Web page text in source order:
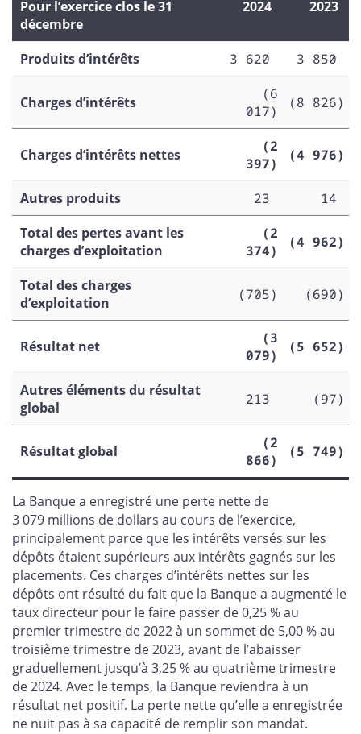
Pour l’exercice clos le 31
décembre
2024 2023
Produits d’intérêts 3 620 3 850
Charges d’intérêts
(6
017)
(8 826)
Charges d’intérêts nettes
(2
397)
(4 976)
Autres produits 23
14
Total des pertes avant les
charges d’exploitation
(2
374)
(4 962)
Total des charges
d’exploitation
(705) (690)
Résultat net
(3
079)
(5 652)
Autres éléments du résultat
global
213 (97)
Résultat global
(2
866)
(5 749)
La Banque a enregistré une perte nette de
3 079 millions de dollars au cours de l’exercice,
principalement parce que les intérêts versés sur les
dépôts étaient supérieurs aux intérêts gagnés sur les
placements. Ces charges d’intérêts nettes sur les
dépôts ont résulté du fait que la Banque a augmenté le
taux directeur pour le faire passer de 0,25 % au
premier trimestre de 2022 à un sommet de 5,00 % au
troisième trimestre de 2023, avant de l’abaisser
graduellement jusqu’à 3,25 % au quatrième trimestre
de 2024. Avec le temps, la Banque reviendra à un
résultat net positif. La perte nette qu’elle a enregistrée
ne nuit pas à sa capacité de remplir son mandat.